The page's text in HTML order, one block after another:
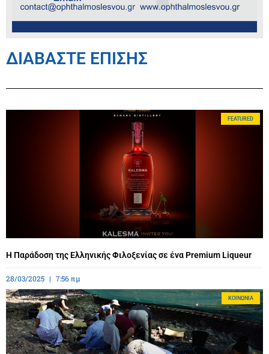
ΔΙΑΒΑΣΤΕ ΕΠΙΣΗΣ
FEATURED
Η Παράδοση της Ελληνικής Φιλοξενίας σε ένα Premium Liqueur
28/03/2025 7:56 πμ
ΚΟΙΝΩΝΊΑ